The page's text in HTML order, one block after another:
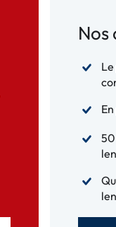
Nos